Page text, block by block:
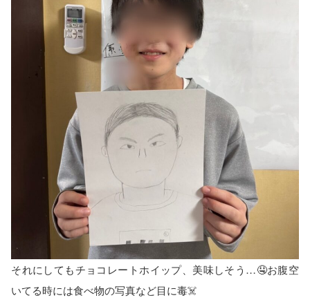
それにしてもチョコレートホイップ、美味しそう…🤤お腹空
いてる時には食べ物の写真など目に毒☠️